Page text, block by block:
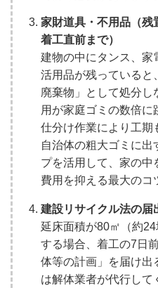
家財道具・不用品（残
着工直前まで）
建物の中にタンス、家
活用品が残っていると
廃棄物」として処分し
用が家庭ゴミの数倍に
仕分け作業により工期
自治体の粗大ゴミに出
プを活用して、家の中
費用を抑える最大のコ
建設リサイクル法の届
延床面積が80㎡（約
する場合、着工の7日
体等の計画」を届け出
は解体業者が代行して